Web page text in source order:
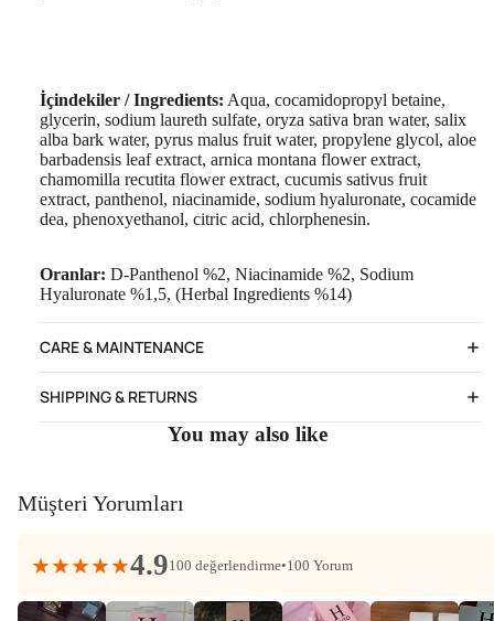
İçindekiler / Ingredients: Aqua, cocamidopropyl betaine,
glycerin, sodium laureth sulfate, oryza sativa bran water, salix
alba bark water, pyrus malus fruit water, propylene glycol, aloe
barbadensis leaf extract, arnica montana flower extract,
chamomilla recutita flower extract, cucumis sativus fruit
extract, panthenol, niacinamide, sodium hyaluronate, cocamide
dea, phenoxyethanol, citric acid, chlorphenesin.
Oranlar: D-Panthenol %2, Niacinamide %2, Sodium
Hyaluronate %1,5, (Herbal Ingredients %14)
CARE & MAINTENANCE
SHIPPING & RETURNS
You may also like
Müşteri Yorumları
★★★★★4.9100 değerlendirme•100 Yorum